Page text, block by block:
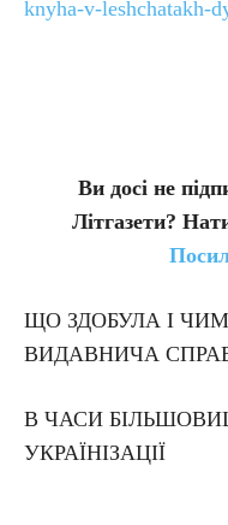
knyha-v-leshchatakh-
Ви досі не
Літгазети?
ЩО ЗДОБУЛА І
ВИДАВНИЧА
В ЧАСИ
УКРАЇНІЗАЦІЇ